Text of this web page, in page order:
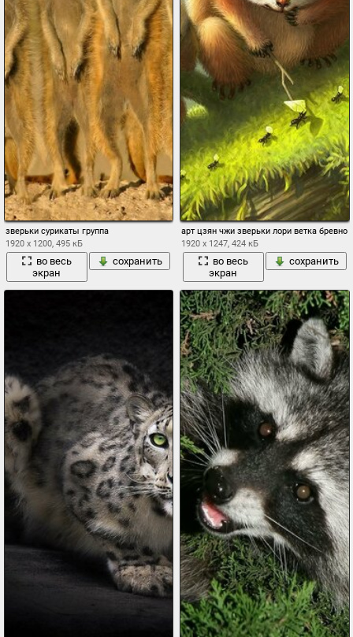
зверьки сурикаты группа
1920 x 1200, 495 кБ
во весь
экран
сохранить
арт цзян чжи зверьки лори ветка бревно
1920 x 1247, 424 кБ
во весь
экран
сохранить